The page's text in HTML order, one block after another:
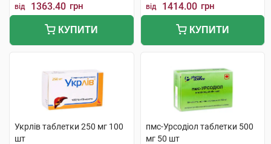
від 1363.40 грн
КУПИТИ
від 1414.00 грн
КУПИТИ
Укрлів таблетки 250 мг 100
шт
пмс-Урсодіол таблетки 500
мг 50 шт